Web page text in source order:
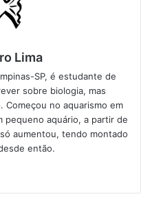
Lima
SP, é estudante de
sobre biologia, mas
no aquarismo em
pequeno aquário, a partir de
aumentou, tendo montado
então.